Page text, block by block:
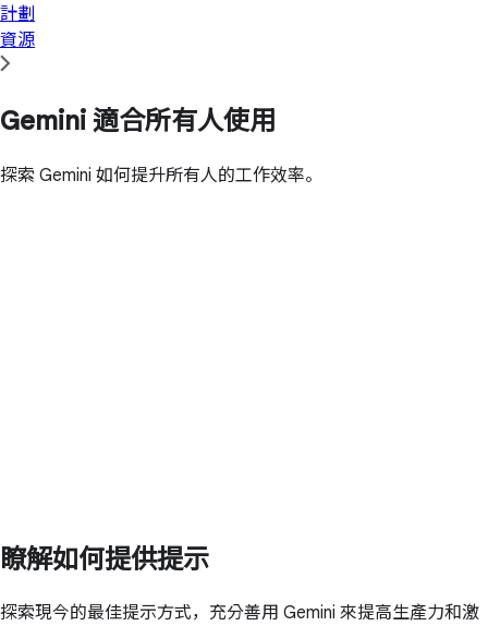
計劃
資源
Gemini 適合所有人使用
探索 Gemini 如何提升所有人的工作效率。
瞭解如何提供提示
探索現今的最佳提示方式，充分善用 Gemini 來提高生產力和激